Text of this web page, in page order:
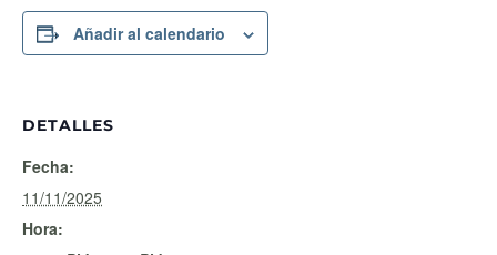
Añadir al calendario
DETALLES
Fecha:
11/11/2025
Hora: